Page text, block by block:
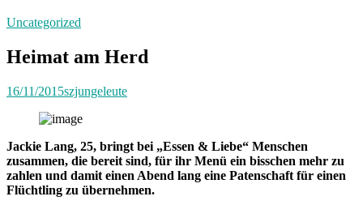
Uncategorized
Heimat am Herd
16/11/2015szjungeleute
Jackie Lang, 25, bringt bei „Essen & Liebe“ Menschen
zusammen, die bereit sind, für ihr Menü ein bisschen mehr zu
zahlen und damit einen Abend lang eine Patenschaft für einen
Flüchtling zu übernehmen.